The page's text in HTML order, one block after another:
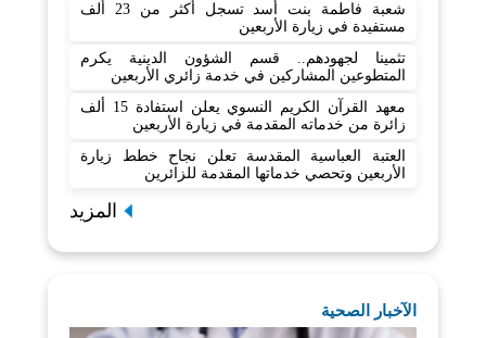
شعبة فاطمة بنت أسد تسجل أكثر من 23 ألف
مستفيدة في زيارة الأربعين
تثمينا لجهودهم.. قسم الشؤون الدينية يكرم
المتطوعين المشاركين في خدمة زائري الأربعين
معهد القرآن الكريم النسوي يعلن استفادة 15 ألف
زائرة من خدماته المقدمة في زيارة الأربعين
العتبة العباسية المقدسة تعلن نجاح خطط زيارة
الأربعين وتحصي خدماتها المقدمة للزائرين
المزيد
الآخبار الصحية